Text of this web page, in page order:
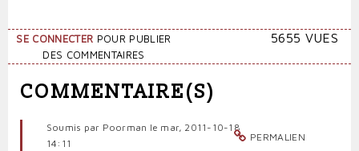
SE CONNECTER POUR PUBLIER
DES COMMENTAIRES
5655 VUES
COMMENTAIRE(S)
PERMALIEN
Soumis par Poorman le mar, 2011-10-18
14:11